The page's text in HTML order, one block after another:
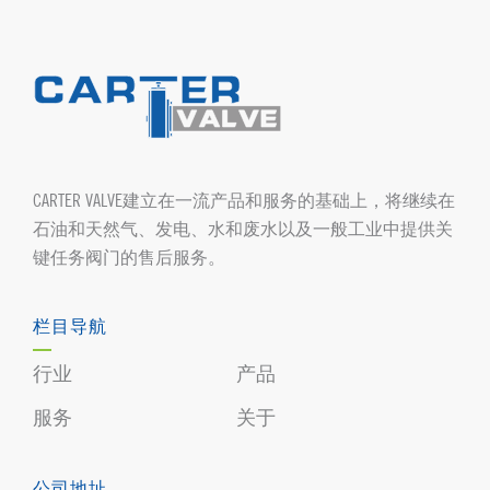
CARTER VALVE建立在一流产品和服务的基础上，将继续在
石油和天然气、发电、水和废水以及一般工业中提供关
键任务阀门的售后服务。
栏目导航
行业
产品
服务
关于